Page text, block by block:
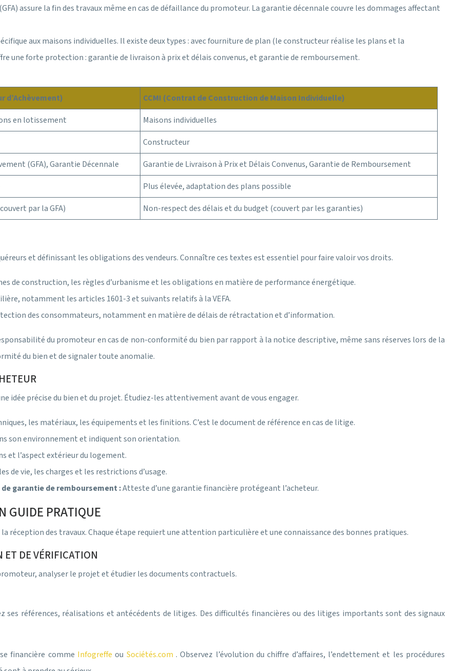
assure la fin des travaux même en cas de défaillance du promoteur. La garantie décennale couvre les dommages affectant
aux maisons individuelles. Il existe deux types : avec fourniture de plan (le constructeur réalise les plans et la
une forte protection : garantie de livraison à prix et délais convenus, et garantie de remboursement.
d’Achèvement)
CCMI (Contrat de Construction de Maison Individuelle)
en lotissement
Maisons individuelles
Constructeur
(GFA), Garantie Décennale
Garantie de Livraison à Prix et Délais Convenus, Garantie de Remboursement
Plus élevée, adaptation des plans possible
par la GFA) Non-respect des délais et du budget (couvert par les garanties)
et définissant les obligations des vendeurs. Connaître ces textes est essentiel pour faire valoir vos droits.
de construction, les règles d’urbanisme et les obligations en matière de performance énergétique.
notamment les articles 1601-3 et suivants relatifs à la VEFA.
des consommateurs, notamment en matière de délais de rétractation et d’information.
du promoteur en cas de non-conformité du bien par rapport à la notice descriptive, même sans réserves lors de la
du bien et de signaler toute anomalie.
idée précise du bien et du projet. Étudiez-les attentivement avant de vous engager.
les matériaux, les équipements et les finitions. C’est le document de référence en cas de litige.
son environnement et indiquent son orientation.
et l’aspect extérieur du logement.
de vie, les charges et les restrictions d’usage.
garantie de remboursement :Atteste d’une garantie financière protégeant l’acheteur.
GUIDE PRATIQUE
réception des travaux. Chaque étape requiert une attention particulière et une connaissance des bonnes pratiques.
ET DE VÉRIFICATION
analyser le projet et étudier les documents contractuels.
ses références, réalisations et antécédents de litiges. Des difficultés financières ou des litiges importants sont des signaux
financière comme Infogreffeou Sociétés.com . Observez l’évolution du chiffre d’affaires, l’endettement et les procédures